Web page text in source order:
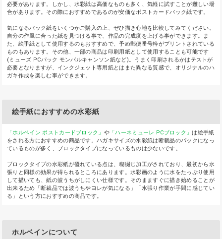
必要があります。しかし、水彩紙は高価なものも多く、気軽に試すことが難しい場
合があります。その際におすすめであるのが安価なポストカードパック紙です。
気になるパック紙をいくつかご購入の上、ぜひ描き心地を比較してみてください。
自分の作風に合った紙を見つける事で、作品の完成度を上げる事ができます。ま
た、絵手紙として使用するのもおすすめで、予め郵便番号枠がプリントされている
ものもあります。その他、一部の商品は印刷用紙として使用することも可能です
(ミューズ PCパック モンバルキャンソン紙など)。うまく印刷されるかはテストが
必要となりますが、インクジェット専用紙とはまた異なる質感で、オリジナルのハ
ガキ作成を楽しむ事ができます。
絵手紙におすすめの水彩紙
「ホルベイン ポストカードブロック」 や 「ハーネミューレ PCブロック」は絵手紙
をされる方におすすめの商品です。ハガキサイズの水彩紙は断裁品のパックになっ
ているものが多く、ブロックタイプになっているものは少ないです。
ブロックタイプの水彩紙が優れている点は、糊綴じ加工がされており、最初から水
張りと同様の効果が得られるところにあります。水彩画のように水をたっぷり使用
して描いても、紙の波うちがしにくい仕様です。そのまますぐに描き始めることが
出来るため「断裁品では波うちやヨレが気になる」「水張り作業が手間に感じてい
る」という方におすすめの商品です。
ホルベインについて